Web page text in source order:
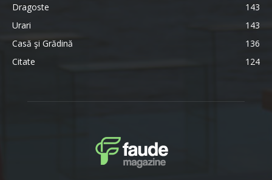
Dragoste
143
Urari
143
Casă şi Grădină
136
Citate
124